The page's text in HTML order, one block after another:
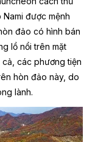
được mệnh
đảo có hình bán
lồ nổi trên mặt
các phương tiện
hòn đảo này, do
lành.